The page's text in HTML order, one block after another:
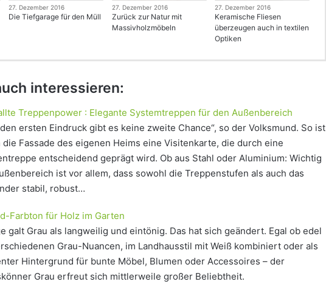
27. Dezember 2016
Die Tiefgarage für den Müll
27. Dezember 2016
Zurück zur Natur mit
Massivholzmöbeln
27. Dezember 2016
Keramische Fliesen
überzeugen auch in textilen
Optiken
interessieren:
Treppenpower : Elegante Systemtreppen für den Außenbereich
den ersten Eindruck gibt es keine zweite Chance“, so der Volksmund. So ist
die Fassade des eigenen Heims eine Visitenkarte, die durch eine
entscheidend geprägt wird. Ob aus Stahl oder Aluminium: Wichtig
ist vor allem, dass sowohl die Treppenstufen als auch das
stabil, robust…
Farbton für Holz im Garten
galt Grau als langweilig und eintönig. Das hat sich geändert. Egal ob edel
Grau-Nuancen, im Landhausstil mit Weiß kombiniert oder als
Hintergrund für bunte Möbel, Blumen oder Accessoires – der
Grau erfreut sich mittlerweile großer Beliebtheit.